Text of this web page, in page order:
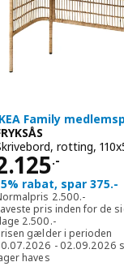
Family
rotting,
.-
2125.-
rabat, spar 375.-
2.500.-
Normalpris
pris inden for de
2.500.-
Laveste pris inden
gælder i perioden
- 02.09.2026
haves